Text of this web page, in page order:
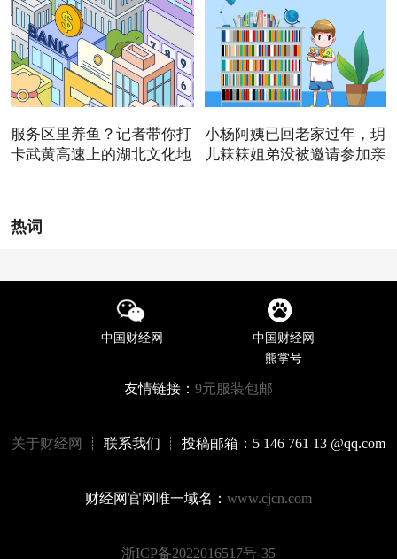
服务区里养鱼？记者带你打
卡武黄高速上的湖北文化地
小杨阿姨已回老家过年，玥
儿箖箖姐弟没被邀请参加亲
热词
中国财经网
中国财经网
熊掌号
友情链接： 9元服装包邮
关于财经网 ┊ 联系我们 ┊ 投稿邮箱：5 146 761 13 @qq.com
财经网官网唯一域名： www.cjcn.com
浙ICP备2022016517号-35